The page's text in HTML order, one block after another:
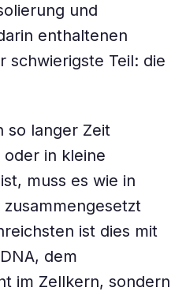
und
enthaltenen
schwierigste Teil: die
so langer Zeit
in kleine
muss es wie in
ist dies mit
dem
im Zellkern, sondern